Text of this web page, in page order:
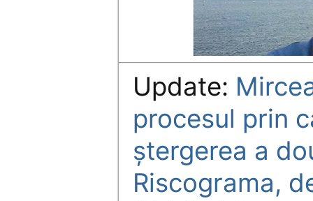
Update:
procesul prin
ștergerea a
Riscograma,